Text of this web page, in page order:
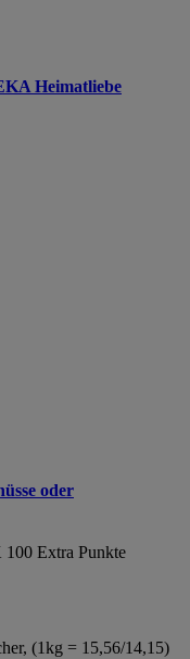
Heimatliebe
oder
Extra Punkte
(1kg = 15,56/14,15)